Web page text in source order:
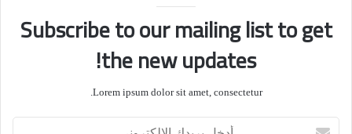
Subscribe to our mailing list to get
the new updates!
Lorem ipsum dolor sit amet, consectetur.